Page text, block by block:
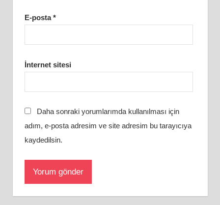
E-posta*
İnternet sitesi
Daha sonraki yorumlarımda kullanılması için
adım, e-posta adresim ve site adresim bu tarayıcıya
kaydedilsin.